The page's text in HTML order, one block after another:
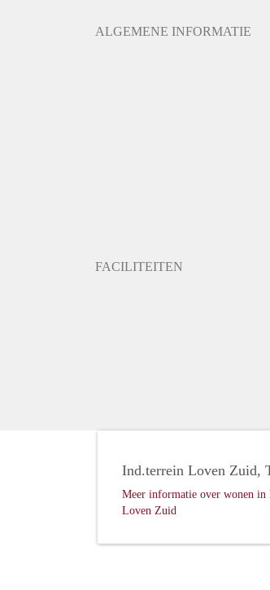
ALGEMENE INFORMATIE
FACILITEITEN
Ind.terrein Loven Zuid,
Meer informatie over wonen in
Loven Zuid